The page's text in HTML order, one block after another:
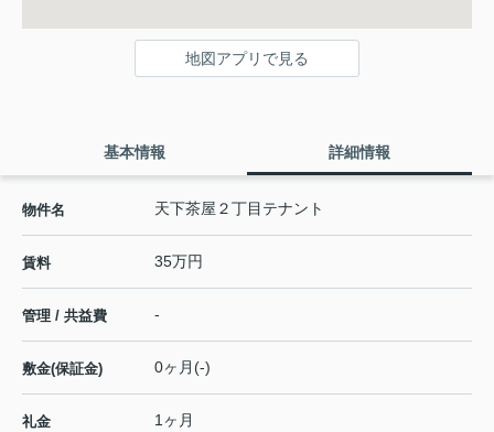
地図アプリで見る
基本情報 詳細情報
物件名 天下茶屋２丁目テナント
賃料 35万円
管理 / 共益費 -
敷金(保証金) 0ヶ月(-)
礼金 1ヶ月